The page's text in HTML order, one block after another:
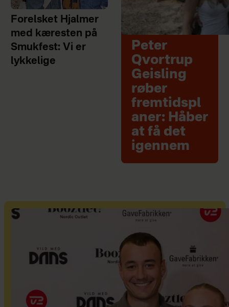
Forelsket Hjalmer
med kæresten på
Smukfest: Vi er
lykkelige
Peter
Qvortrup
Geisling
røber
fremtidspl
aner: Håber
at få det
igennem